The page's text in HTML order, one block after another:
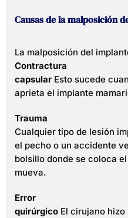
Causas de la malposición
La malposición del
Contractura
capsular Esto sucede
aprieta el implante
Trauma
Cualquier tipo de lesión
el pecho o un accidente
bolsillo donde se coloca
mueva.
Error
quirúrgico El cirujano